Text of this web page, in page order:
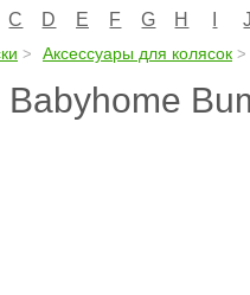
C D E F G H J
Аксессуары для колясок